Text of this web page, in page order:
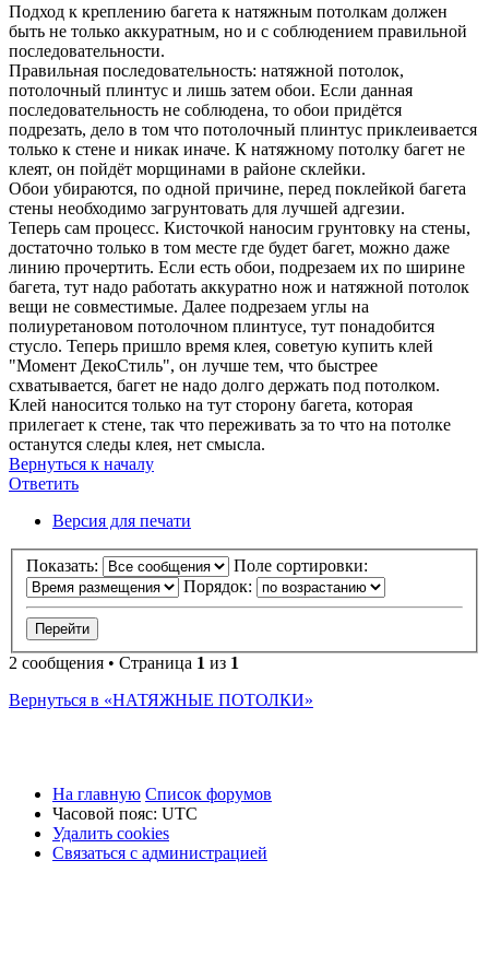
Подход к креплению багета к натяжным потолкам должен
быть не только аккуратным, но и с соблюдением правильной
последовательности.
Правильная последовательность: натяжной потолок,
потолочный плинтус и лишь затем обои. Если данная
последовательность не соблюдена, то обои придётся
подрезать, дело в том что потолочный плинтус приклеивается
только к стене и никак иначе. К натяжному потолку багет не
клеят, он пойдёт морщинами в районе склейки.
Обои убираются, по одной причине, перед поклейкой багета
стены необходимо загрунтовать для лучшей адгезии.
Теперь сам процесс. Кисточкой наносим грунтовку на стены,
достаточно только в том месте где будет багет, можно даже
линию прочертить. Если есть обои, подрезаем их по ширине
багета, тут надо работать аккуратно нож и натяжной потолок
вещи не совместимые. Далее подрезаем углы на
полиуретановом потолочном плинтусе, тут понадобится
стусло. Теперь пришло время клея, советую купить клей
"Момент ДекоСтиль", он лучше тем, что быстрее
схватывается, багет не надо долго держать под потолком.
Клей наносится только на тут сторону багета, которая
прилегает к стене, так что переживать за то что на потолке
останутся следы клея, нет смысла.
Вернуться к началу
Ответить
Ответить
Версия для печати
Показать:
Поле сортировки:
Порядок:
2 сообщения • Страница 1 из 1
Вернуться в «НАТЯЖНЫЕ ПОТОЛКИ»
На главную Список форумов
Часовой пояс: UTC
Удалить cookies
Связаться
Связаться с администрацией